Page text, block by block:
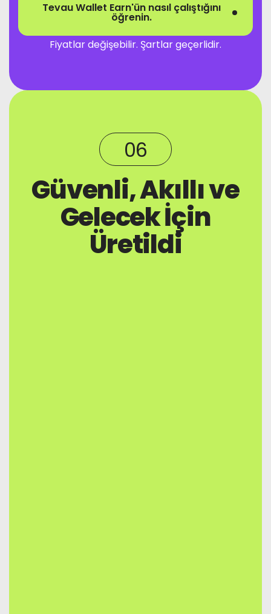
Tevau Wallet Earn'ün nasıl çalıştığını
öğrenin.
Fiyatlar değişebilir. Şartlar geçerlidir.
06
Güvenli, Akıllı ve
Gelecek İçin
Üretildi